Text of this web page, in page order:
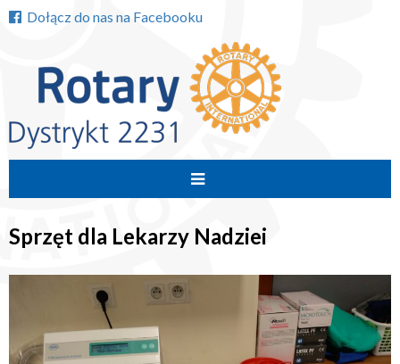
Dołącz do nas na Facebooku
treści
Sprzęt dla Lekarzy Nadziei